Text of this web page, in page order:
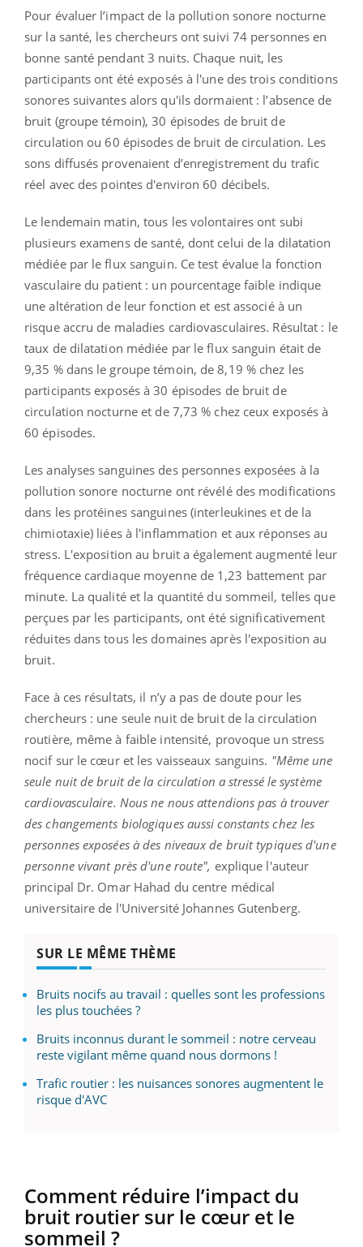
Pour évaluer l’impact de la pollution sonore nocturne
sur la santé, les chercheurs ont suivi 74 personnes en
bonne santé pendant 3 nuits. Chaque nuit, les
participants ont été exposés à l'une des trois conditions
sonores suivantes alors qu'ils dormaient : l’absence de
bruit (groupe témoin), 30 épisodes de bruit de
circulation ou 60 épisodes de bruit de circulation. Les
sons diffusés provenaient d’enregistrement du trafic
réel avec des pointes d'environ 60 décibels.
Le lendemain matin, tous les volontaires ont subi
plusieurs examens de santé, dont celui de la dilatation
médiée par le flux sanguin. Ce test évalue la fonction
vasculaire du patient : un pourcentage faible indique
une altération de leur fonction et est associé à un
risque accru de maladies cardiovasculaires. Résultat : le
taux de dilatation médiée par le flux sanguin était de
9,35 % dans le groupe témoin, de 8,19 % chez les
participants exposés à 30 épisodes de bruit de
circulation nocturne et de 7,73 % chez ceux exposés à
60 épisodes.
Les analyses sanguines des personnes exposées à la
pollution sonore nocturne ont révélé des modifications
dans les protéines sanguines (interleukines et de la
chimiotaxie) liées à l'inflammation et aux réponses au
stress. L'exposition au bruit a également augmenté leur
fréquence cardiaque moyenne de 1,23 battement par
minute. La qualité et la quantité du sommeil, telles que
perçues par les participants, ont été significativement
réduites dans tous les domaines après l'exposition au
bruit.
Face à ces résultats, il n’y a pas de doute pour les
chercheurs : une seule nuit de bruit de la circulation
routière, même à faible intensité, provoque un stress
nocif sur le cœur et les vaisseaux sanguins. "Même une
seule nuit de bruit de la circulation a stressé le système
cardiovasculaire. Nous ne nous attendions pas à trouver
des changements biologiques aussi constants chez les
personnes exposées à des niveaux de bruit typiques d'une
personne vivant près d'une route", explique l'auteur
principal Dr. Omar Hahad du centre médical
universitaire de l'Université Johannes Gutenberg.
SUR LE MÊME THÈME
Bruits nocifs au travail : quelles sont les professions
les plus touchées ?
Bruits inconnus durant le sommeil : notre cerveau
reste vigilant même quand nous dormons !
Trafic routier : les nuisances sonores augmentent le
risque d'AVC
Comment réduire l’impact du
bruit routier sur le cœur et le
sommeil ?